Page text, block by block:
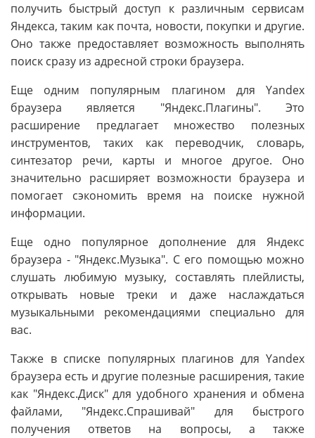
получить быстрый доступ к различным сервисам
Яндекса, таким как почта, новости, покупки и другие.
Оно также предоставляет возможность выполнять
поиск сразу из адресной строки браузера.
Еще одним популярным плагином для Yandex
браузера является "Яндекс.Плагины". Это
расширение предлагает множество полезных
инструментов, таких как переводчик, словарь,
синтезатор речи, карты и многое другое. Оно
значительно расширяет возможности браузера и
помогает сэкономить время на поиске нужной
информации.
Еще одно популярное дополнение для Яндекс
браузера - "Яндекс.Музыка". С его помощью можно
слушать любимую музыку, составлять плейлисты,
открывать новые треки и даже наслаждаться
музыкальными рекомендациями специально для
вас.
Также в списке популярных плагинов для Yandex
браузера есть и другие полезные расширения, такие
как "Яндекс.Диск" для удобного хранения и обмена
файлами, "Яндекс.Спрашивай" для быстрого
получения ответов на вопросы, а также